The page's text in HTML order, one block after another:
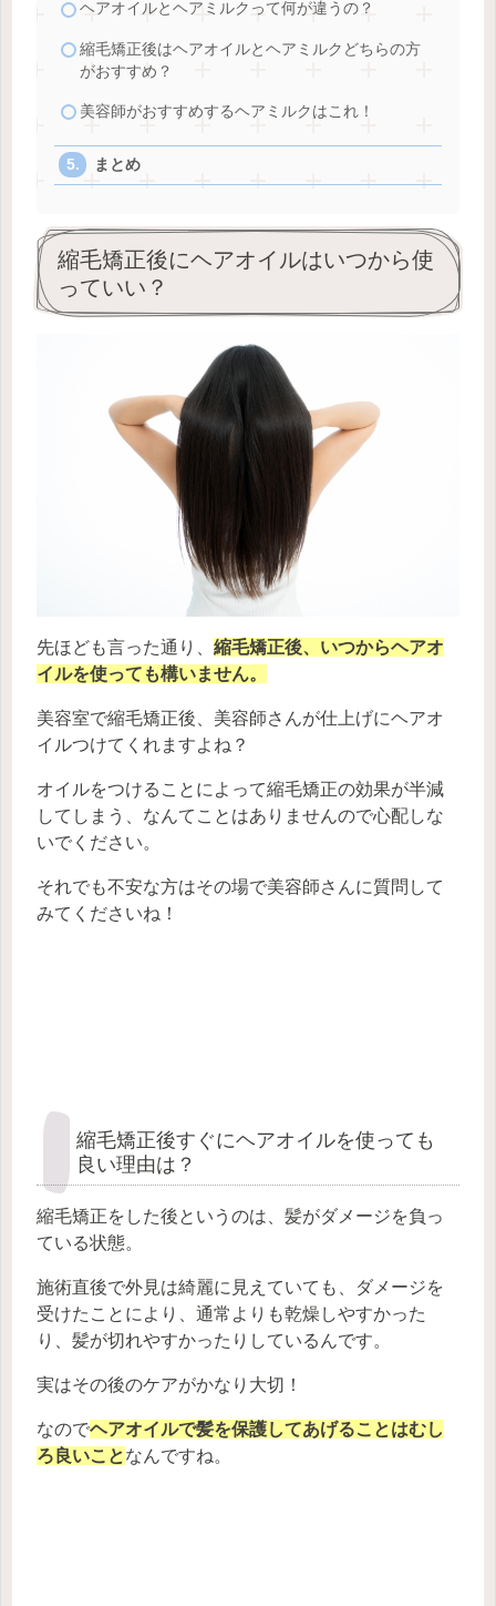
ヘアオイルとヘアミルクって何が違うの？
縮毛矯正後はヘアオイルとヘアミルクどちらの方
がおすすめ？
美容師がおすすめするヘアミルクはこれ！
まとめ
縮毛矯正後にヘアオイルはいつから使
っていい？
先ほども言った通り、 縮毛矯正後、いつからヘアオ
イルを使っても構いません。
美容室で縮毛矯正後、美容師さんが仕上げにヘアオ
イルつけてくれますよね？
オイルをつけることによって縮毛矯正の効果が半減
してしまう、なんてことはありませんので心配しな
いでください。
それでも不安な方はその場で美容師さんに質問して
みてくださいね！
縮毛矯正後すぐにヘアオイルを使っても
良い理由は？
縮毛矯正をした後というのは、髪がダメージを負っ
ている状態。
施術直後で外見は綺麗に見えていても、ダメージを
受けたことにより、通常よりも乾燥しやすかった
り、髪が切れやすかったりしているんです。
実はその後のケアがかなり大切！
なのでヘアオイルで髪を保護してあげることはむし
ろ良いことなんですね。